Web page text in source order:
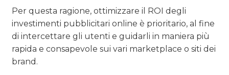
Per questa ragione, ottimizzare il ROI degli
investimenti pubblicitari online è prioritario, al fine
di intercettare gli utenti e guidarli in maniera più
rapida e consapevole sui vari marketplace o siti dei
brand.